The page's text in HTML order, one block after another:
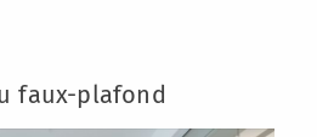
faux-plafond